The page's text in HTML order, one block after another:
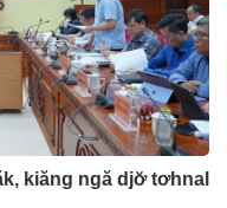
kiăng ngă djơ̆ tơhnal